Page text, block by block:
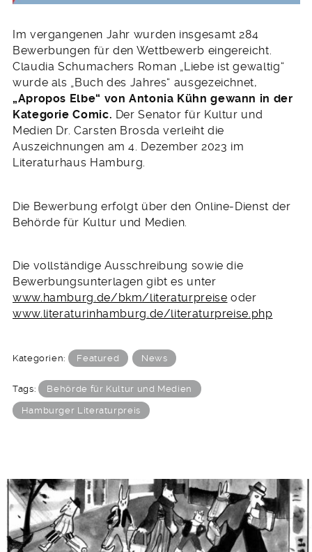
Im vergangenen Jahr wurden insgesamt 284
Bewerbungen für den Wettbewerb eingereicht.
Claudia Schumachers Roman „Liebe ist gewaltig“
wurde als „Buch des Jahres“ ausgezeichnet,
„Apropos Elbe“ von Antonia Kühn gewann in der
Kategorie Comic. Der Senator für Kultur und
Medien Dr. Carsten Brosda verleiht die
Auszeichnungen am 4. Dezember 2023 im
Literaturhaus Hamburg.
Die Bewerbung erfolgt über den Online-Dienst der
Behörde für Kultur und Medien.
Die vollständige Ausschreibung sowie die
Bewerbungsunterlagen gibt es unter
www.hamburg.de/bkm/literaturpreise oder
www.literaturinhamburg.de/literaturpreise.php
Kategorien: Featured News
Tags: Behörde für Kultur und Medien
Hamburger Literaturpreis